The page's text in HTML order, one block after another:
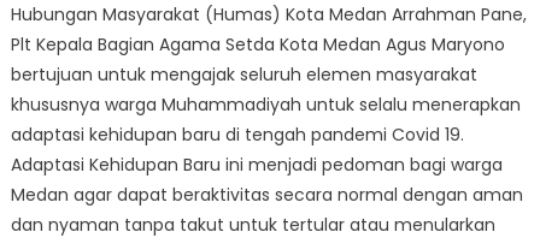
Hubungan Masyarakat (Humas) Kota Medan Arrahman Pane,
Plt Kepala Bagian Agama Setda Kota Medan Agus Maryono
bertujuan untuk mengajak seluruh elemen masyarakat
khususnya warga Muhammadiyah untuk selalu menerapkan
adaptasi kehidupan baru di tengah pandemi Covid 19.
Adaptasi Kehidupan Baru ini menjadi pedoman bagi warga
Medan agar dapat beraktivitas secara normal dengan aman
dan nyaman tanpa takut untuk tertular atau menularkan